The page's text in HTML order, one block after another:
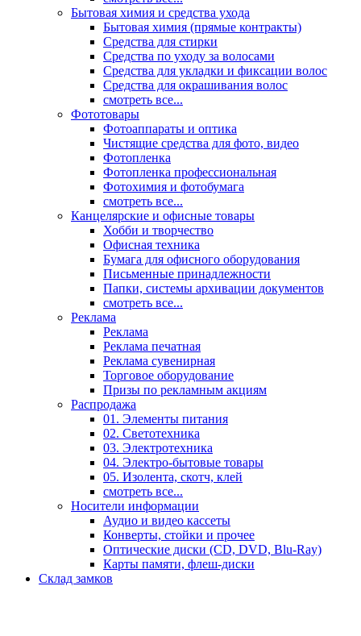
Бытовая химия и средства ухода
Бытовая химия (прямые контракты)
Средства для стирки
Средства по уходу за волосами
Средства для укладки и фиксации волос
Средства для окрашивания волос
смотреть все...
Фототовары
Фотоаппараты и оптика
Чистящие средства для фото, видео
Фотопленка
Фотопленка профессиональная
Фотохимия и фотобумага
смотреть все...
Канцелярские и офисные товары
Хобби и творчество
Офисная техника
Бумага для офисного оборудования
Письменные принадлежности
Папки, системы архивации документов
смотреть все...
Реклама
Реклама
Реклама печатная
Реклама сувенирная
Торговое оборудование
Призы по рекламным акциям
Распродажа
01. Элементы питания
02. Светотехника
03. Электротехника
04. Электро-бытовые товары
05. Изолента, скотч, клей
смотреть все...
Носители информации
Аудио и видео кассеты
Конверты, стойки и прочее
Оптические диски (CD, DVD, Blu-Ray)
Карты памяти, флеш-диски
Склад замков